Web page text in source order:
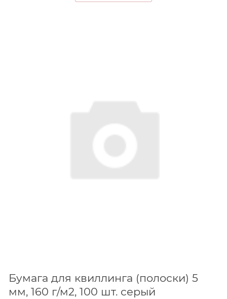
Бумага для квиллинга (полоски) 5
мм, 160 г/м2, 100 шт. серый